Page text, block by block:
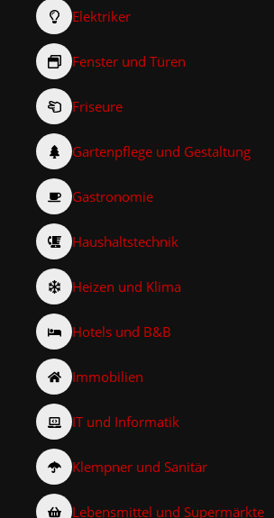
Elektriker
Fenster und Türen
Friseure
Gartenpflege und Gestaltung
Gastronomie
Haushaltstechnik
Heizen und Klima
Hotels und B&B
Immobilien
IT und Informatik
Klempner und Sanitär
Lebensmittel und Supermärkte